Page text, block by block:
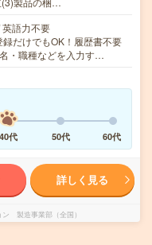
語力不要
だけでもOK！履歴書不要
・職種などを入力す…
40代 50代 60代
詳しく見る
製造事業部（全国）